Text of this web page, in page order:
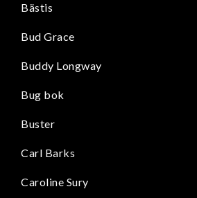
Bästis
Bud Grace
Buddy Longway
Bug bok
Buster
Carl Barks
Caroline Sury